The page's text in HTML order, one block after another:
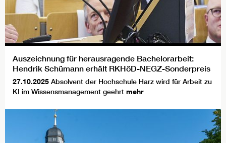
Auszeichnung für herausragende Bachelorarbeit:
Hendrik Schümann erhält RKHöD-NEGZ-Sonderpreis
27.10.2025 Absolvent der Hochschule Harz wird für Arbeit zu
KI im Wissensmanagement geehrt mehr